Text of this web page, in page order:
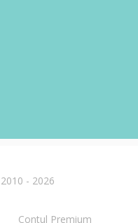
- 2026
Contul Premium